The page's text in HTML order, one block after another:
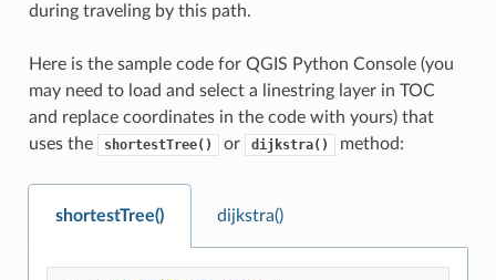
during traveling by this path.
Here is the sample code for QGIS Python Console (you
may need to load and select a linestring layer in TOC
and replace coordinates in the code with yours) that
uses the
shortestTree() or dijkstra() method:
shortestTree() dijkstra()